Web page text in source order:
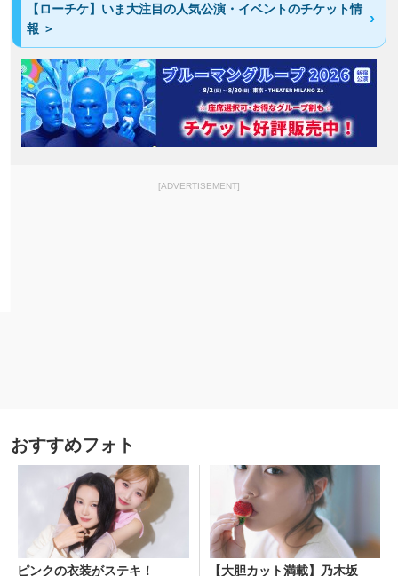
【ローチケ】いま大注目の人気公演・イベントのチケット情
報 ＞
[ADVERTISEMENT]
おすすめフォト
ピンクの衣装がステキ！
【大胆カット満載】乃木坂